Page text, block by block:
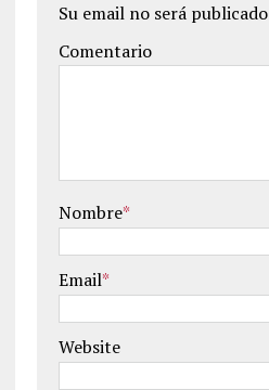
Su email no será publicado
Comentario
Nombre*
Email*
Website